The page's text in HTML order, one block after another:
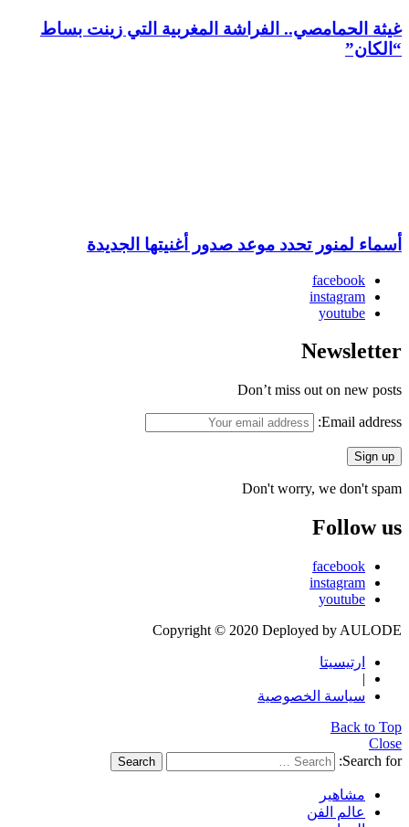
غيثة الحمامصي.. الفراشة المغربية التي زينت بساط
“الكان”
أسماء لمنور تحدد موعد صدور أغنيتها الجديدة
facebook
instagram
youtube
Newsletter
Don’t miss out on new posts
Email address:
Don't worry, we don't spam
Follow us
facebook
instagram
youtube
Copyright © 2020 Deployed by AULODE
ارتيسيتا
|
سياسة الخصوصية
Back to Top
Close
Search for:
Search
مشاهير
عالم الفن